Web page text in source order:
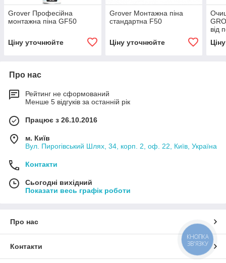
Grover Професійна
монтажна піна GF50
Ціну уточнюйте
Grover Монтажна піна
стандартна F50
Ціну уточнюйте
від
Про нас
Рейтинг не сформований
Менше 5 відгуків за останній рік
Працює з 26.10.2016
м. Київ
Вул. Пирогівський Шлях, 34, корп. 2, оф. 22, Київ, Україна
Контакти
Сьогодні вихідний
Показати весь графік роботи
Про нас
Контакти
КНОПКА
ЗВ'ЯЗКУ